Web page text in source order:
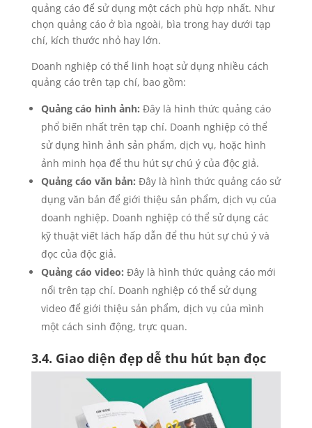
quảng cáo để sử dụng một cách phù hợp nhất. Như
chọn quảng cáo ở bìa ngoài, bìa trong hay dưới tạp
chí, kích thước nhỏ hay lớn.
Doanh nghiệp có thể linh hoạt sử dụng nhiều cách
quảng cáo trên tạp chí, bao gồm:
Quảng cáo hình ảnh: Đây là hình thức quảng cáo
phổ biến nhất trên tạp chí. Doanh nghiệp có thể
sử dụng hình ảnh sản phẩm, dịch vụ, hoặc hình
ảnh minh họa để thu hút sự chú ý của độc giả.
Quảng cáo văn bản: Đây là hình thức quảng cáo sử
dụng văn bản để giới thiệu sản phẩm, dịch vụ của
doanh nghiệp. Doanh nghiệp có thể sử dụng các
kỹ thuật viết lách hấp dẫn để thu hút sự chú ý và
đọc của độc giả.
Quảng cáo video: Đây là hình thức quảng cáo mới
nổi trên tạp chí. Doanh nghiệp có thể sử dụng
video để giới thiệu sản phẩm, dịch vụ của mình
một cách sinh động, trực quan.
3.4. Giao diện đẹp dễ thu hút bạn đọc